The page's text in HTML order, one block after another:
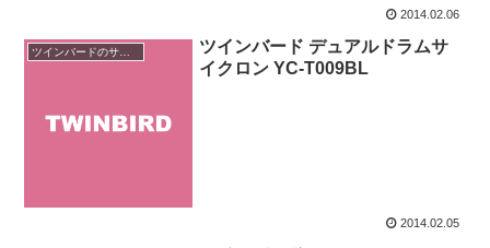
2014.02.06
ツインバードのサイクロン掃除機
ツインバード デュアルドラムサ
イクロン YC-T009BL
2014.02.05